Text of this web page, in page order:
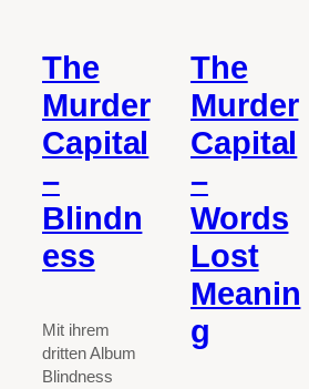
The
Murder
Capital
–
Blindn
ess
Mit ihrem
dritten Album
Blindness
The
Murder
Capital
–
Words
Lost
Meanin
g